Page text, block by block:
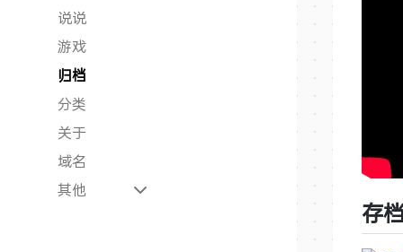
说说
游戏
归档
分类
关于
域名
其他
存